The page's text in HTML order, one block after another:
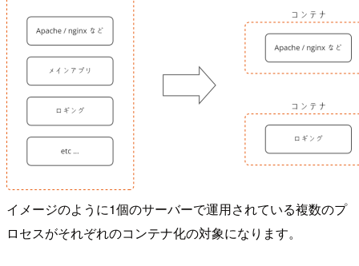
イメージのように1個のサーバーで運用されている複数のプ
ロセスがそれぞれのコンテナ化の対象になります。